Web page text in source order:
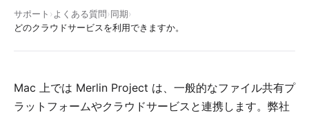
サポート › よくある質問›同期›
どのクラウドサービスを利用できますか。
Mac 上では Merlin Project は、一般的なファイル共有プ
ラットフォームやクラウドサービスと連携します。弊社